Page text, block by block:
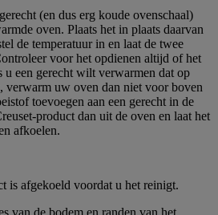
(en dus erg koude ovenschaal)
oven. Plaats het in plaats daarvan
de temperatuur in en laat de twee
voor het opdienen altijd of het
u een gerecht wilt verwarmen dat op
verwarm uw oven dan niet voor boven
toevoegen aan een gerecht in de
product dan uit de oven en laat het
afkoelen.
is afgekoeld voordat u het reinigt.
van de bodem en randen van het